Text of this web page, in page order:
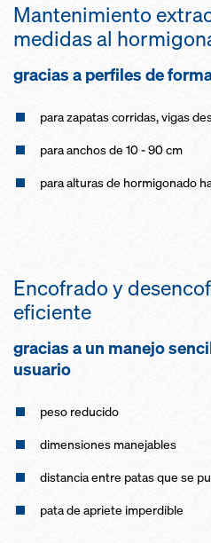
Mantenimiento
medidas al
gracias a perfiles de
para zapatas corridas, vigas
para anchos de 10 - 90 cm
para alturas de hormigonado
Encofrado y
eficiente
gracias a un manejo
usuario
peso reducido
dimensiones manejables
distancia entre patas que se
pata de apriete imperdible